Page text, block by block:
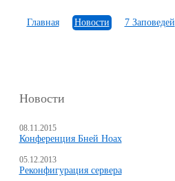
Главная Новости 7 Заповедей
Новости
08.11.2015
Конференция Бней Ноах
05.12.2013
Реконфигурация сервера